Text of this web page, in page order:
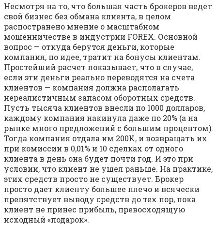
Несмотря на то, что большая часть брокеров ведет
свой бизнес без обмана клиента, в целом
распостранено мнение о масштабном
мошенничестве в индустрии FOREX. Основной
вопрос — откуда берутся деньги, которые
компания, по идее, тратит на бонусы клиентам.
Простейший расчет показывает, что в случае,
если эти деньги реально переводятся на счета
клиентов — компания должна располагать
нереалистичным запасом оборотных средств.
Пусть тысяча клиентов внесли по 1000 долларов,
каждому компания накинула даже по 20% (а на
рынке много предложений с большим процентом).
Тогда компания отдала им 200K, и возвращать их
при комиссии в 0,01% и 10 сделках от одного
клиента в день она будет почти год. И это при
условии, что клиент не ушел раньше. На практике,
этих средств просто не существует. Брокер
просто дает клиенту большее плечо и всячески
препятствует выводу средств до тех пор, пока
клиент не принес прибыль, превосходящую
исходный «подарок».